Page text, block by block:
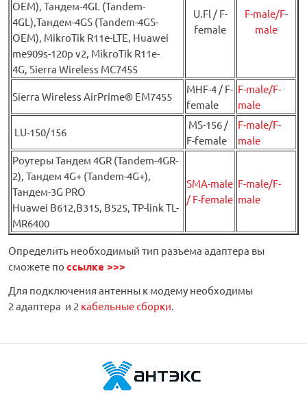
OEM), Тандем-4GL (Tandem-
4GL),Тандем-4GS (Tandem-4GS-
OEM), MikroTik R11e-LTE, Huawei
me909s-120p v2, MikroTik R11e-
4G, Sierra Wireless MC7455
U.Fl / F-
female
F-male/F-
male
Sierra Wireless AirPrime® EM7455
MHF-4 / F-
female
F-male/F-
male
LU-150/156
MS-156 /
F-female
F-male/F-
male
Роутеры Тандем 4GR (Tandem-4GR-
2), Тандем 4G+ (Tandem-4G+),
Тандем-3G PRO
Huawei B612,B315, B525, TP-link TL-
MR6400
SMA-male
/ F-female
F-male/F-
male
Определить необходимый тип разъема адаптера вы
сможете по ссылке >>>
Для подключения антенны к модему необходимы
2 адаптера и 2 кабельные сборки.